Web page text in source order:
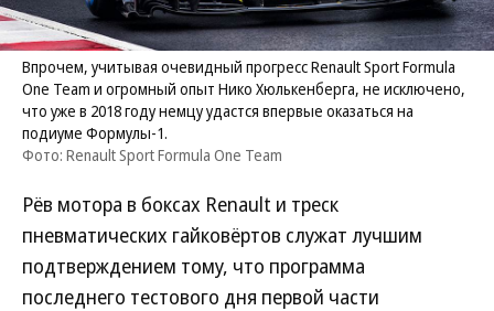
Впрочем, учитывая очевидный прогресс Renault Sport Formula
One Team и огромный опыт Нико Хюлькенберга, не исключено,
что уже в 2018 году немцу удастся впервые оказаться на
подиуме Формулы-1.
Фото: Renault Sport Formula One Team
Рёв мотора в боксах Renault и треск
пневматических гайковёртов служат лучшим
подтверждением тому, что программа
последнего тестового дня первой части